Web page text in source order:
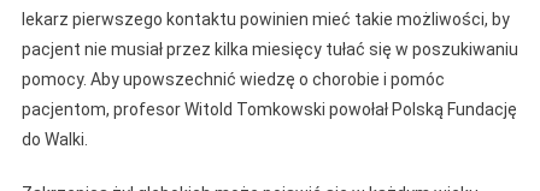
lekarz pierwszego kontaktu powinien mieć takie możliwości, by
pacjent nie musiał przez kilka miesięcy tułać się w poszukiwaniu
pomocy. Aby upowszechnić wiedzę o chorobie i pomóc
pacjentom, profesor Witold Tomkowski powołał Polską Fundację
do Walki.